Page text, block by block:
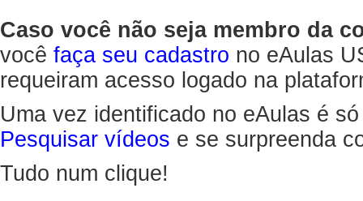
Caso você não seja membro da
você faça seu cadastro no eAulas
requeiram acesso logado na
Uma vez identificado no eAulas é
Pesquisar vídeos e se surpreenda
Tudo num clique!